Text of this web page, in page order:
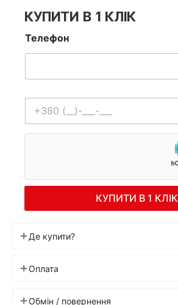
КУПИТИ В 1 КЛІК
Телефон
Телефон*
КУПИТИ В 1 КЛІК
Де купити?
Оплата
Обмін / повернення